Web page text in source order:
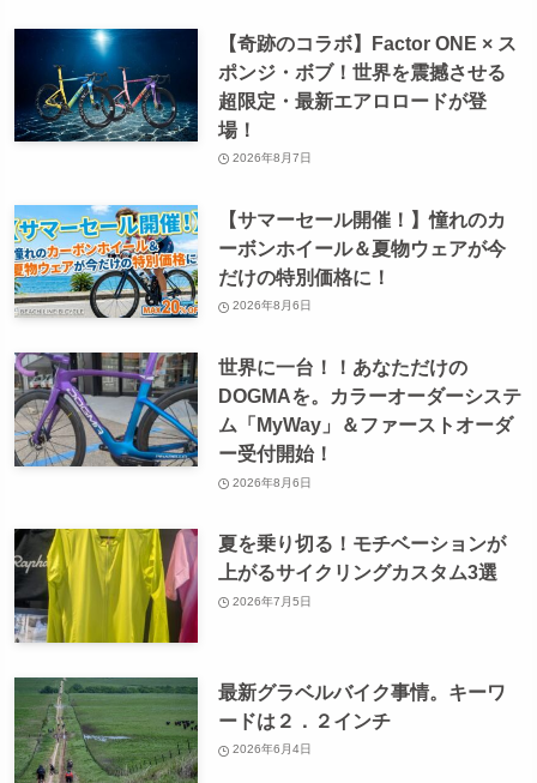
【奇跡のコラボ】Factor ONE × ス
ポンジ・ボブ！世界を震撼させる
超限定・最新エアロロードが登
場！
2026年8月7日
【サマーセール開催！】憧れのカ
ーボンホイール＆夏物ウェアが今
だけの特別価格に！
2026年8月6日
世界に一台！！あなただけの
DOGMAを。カラーオーダーシステ
ム「MyWay」＆ファーストオーダ
ー受付開始！
2026年8月6日
夏を乗り切る！モチベーションが
上がるサイクリングカスタム3選
2026年7月5日
最新グラベルバイク事情。キーワ
ードは２．２インチ
2026年6月4日